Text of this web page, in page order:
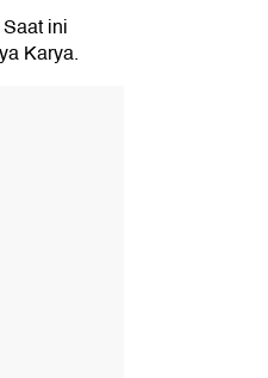
ini
Karya.